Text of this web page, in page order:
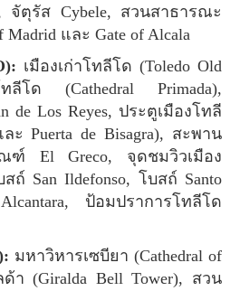
จัตุรัส Cybele, สวนสาธารณะ
Madrid และ Gate of Alcala
เมืองเก่าโทลีโด (Toledo Old
ลีโด (Cathedral Primada),
de Los Reyes, ประตูเมืองโทลี
ะ Puerta de Bisagra), สะพาน
ฑ์ El Greco, จุดชมวิวเมือง
ถ์ San Ildefonso, โบสถ์ Santo
ป้อมปราการโทลีโด
มหาวิหารเซบียา (Cathedral of
า (Giralda Bell Tower), สวน